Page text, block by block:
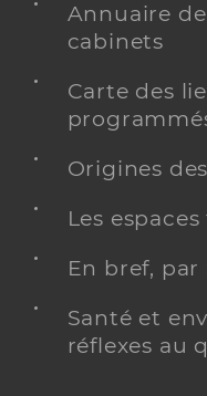
Annuaire
cabinets
Carte des
Origines
Les
En bref, par
Santé et
réflexes au